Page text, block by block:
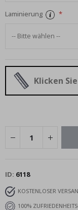
Laminierung
Klicken
ID 6118
KOSTENLOSER
100%